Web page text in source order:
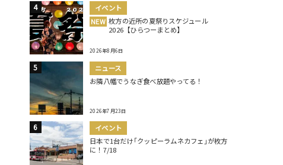
イベント
NEW 枚方の近所の夏祭りスケジュール
2026【ひらつーまとめ】
2026年8月6日
ニュース
お隣八幡でうなぎ食べ放題やってる！
2026年7月23日
イベント
日本で1台だけ｢クッピーラムネカフェ｣が枚方
に！7/18